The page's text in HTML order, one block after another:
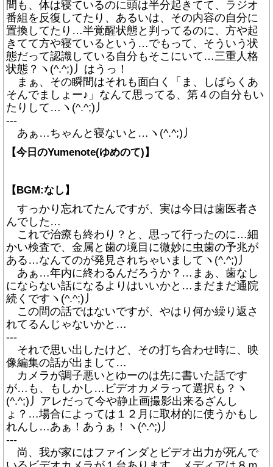
間も、体は寝ているのに頭は半分起きてて、ラジオ
番組を反復してたり、あるいは、その内容の自分に
置換してたり…半覚醒状態と判ってるのに、方や起
きてて方や寝ているという…でもって、そういう状
態だって認識している自分もそこにいて…三重人格
状態？ヽ(^.^;)丿はうっ！
まぁ、その瞬間はそれも面白く「ま、しばらくあ
そんでましょー♪」なんて思ってる、第４の自分もい
たりして…ヽ(^.^;)丿
---
あぁ…ちゃんと寝ないと…ヽ(^.^;)丿
【今日のYumenote(ゆめのて)】
【BGM:なし】
すっかり忘れてたんですが、実は今日は歯医者さ
んでした…
これで治療も終わり？と、思って行ったのに…細
かい検査で、金属と歯の境目に微妙に虫歯の予兆が
ある…なんてのが発見されちゃいましてヽ(^.^;)丿
あぁ…年内に終わるんだろうか？…まぁ、歯なし
にならない話になるよりはいいかと…まだまだ通院
続くですヽ(^.^;)丿
この間の話ではないですが、やはり何か繰り返さ
れてるんじゃないかと…
---
それで思い出したけど、その打ち合わせ時に、映
像編集の話が出まして…
カメラが調子悪いとゆーのは先に書いた話です
が…も、もしかし…ビデオカメラって選択も？ヽ
(^.^;)丿アレだって今や静止画撮影出来るざんし
ょ？…場合によっては１２月に取材的に使うかもし
れんし…あぁ！あうぁ！ヽ(^.^;)丿
---
尚、我が家にはファインダとビデオ出力が死んで